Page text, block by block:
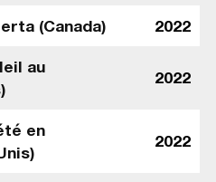
(Canada) 2022
au
2022
en
2022